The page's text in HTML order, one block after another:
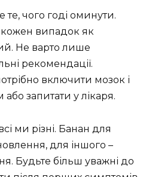
те, чого годі оминути.
кожен випадок як
Не варто лише
рекомендації.
включити мозок і
або запитати у лікаря.
ми різні. Банан для
для іншого –
Будьте більш уважні до